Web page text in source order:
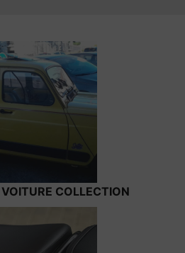
COLLECTION